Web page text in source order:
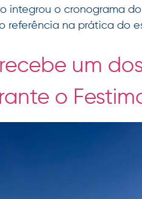
integrou o cronograma
referência na prática do
um
o